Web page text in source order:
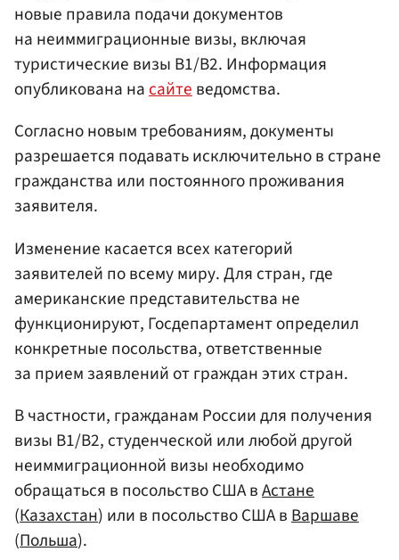
новые правила подачи документов
на неиммиграционные визы, включая
туристические визы B1/B2. Информация
опубликована насайтеведомства.
Согласно новым требованиям, документы
разрешается подавать исключительно в стране
гражданства или постоянного проживания
заявителя.
Изменение касается всех категорий
заявителей по всему миру. Для стран, где
американские представительства не
функционируют, Госдепартамент определил
конкретные посольства, ответственные
за прием заявлений от граждан этих стран.
В частности, гражданам России для получения
визы B1/B2, студенческой или любой другой
неиммиграционной визы необходимо
обращаться в посольство США вАстане
(Казахстан) или в посольство США вВаршаве
(Польша).